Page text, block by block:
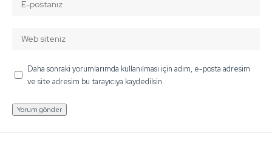
Daha sonraki yorumlarımda kullanılması için adım, e-posta adresim
ve site adresim bu tarayıcıya kaydedilsin.